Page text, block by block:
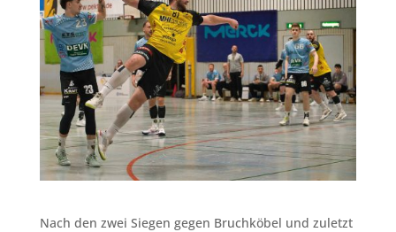
Nach den zwei Siegen gegen Bruchköbel und zuletzt